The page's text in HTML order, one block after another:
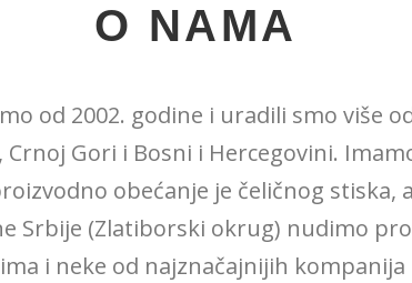
O NAMA
od 2002. godine i uradili smo više
Gori i Bosni i Hercegovini.
obećanje je čeličnog
Srbije (Zlatiborski okrug) nudimo
ima i neke od najznačajnijih